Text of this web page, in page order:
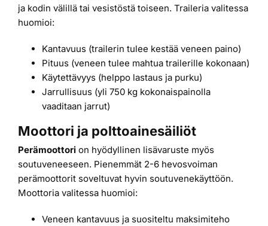
ja kodin välillä tai vesistöstä toiseen. Traileria valitessa
huomioi:
Kantavuus (trailerin tulee kestää veneen paino)
Pituus (veneen tulee mahtua trailerille kokonaan)
Käytettävyys (helppo lastaus ja purku)
Jarrullisuus (yli 750 kg kokonaispainolla
vaaditaan jarrut)
Moottori ja polttoainesäiliöt
Perämoottori on hyödyllinen lisävaruste myös
soutuveneeseen. Pienemmät 2-6 hevosvoiman
perämoottorit soveltuvat hyvin soutuvenekäyttöön.
Moottoria valitessa huomioi:
Veneen kantavuus ja suositeltu maksimiteho